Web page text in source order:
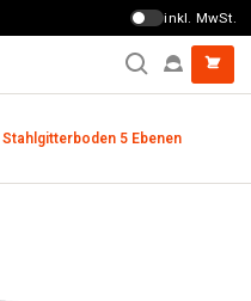
inkl. MwSt.
5 Ebenen